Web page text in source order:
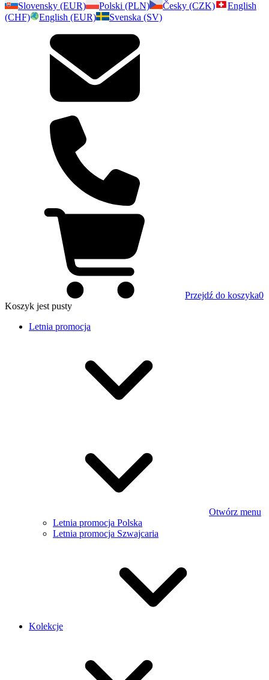
Slovensky (EUR)
Polski (PLN) Česky (CZK)
English
(CHF)
English (EUR) Svenska (SV)
Przejdź do koszyka0
Koszyk jest pusty
Letnia promocja
Otwórz menu
Letnia promocja Polska
Letnia promocja Szwajcaria
Kolekcje